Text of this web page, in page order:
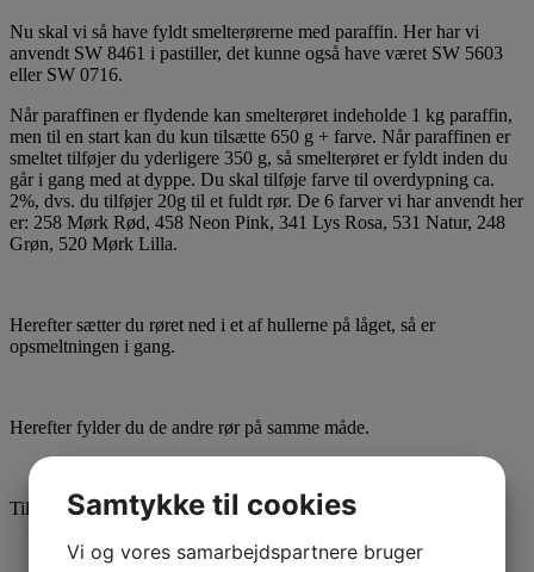
Nu skal vi så have fyldt smelterørerne med paraffin. Her har vi
anvendt SW 8461 i pastiller, det kunne også have været SW 5603
eller SW 0716.
Når paraffinen er flydende kan smelterøret indeholde 1 kg paraffin,
men til en start kan du kun tilsætte 650 g + farve. Når paraffinen er
smeltet tilføjer du yderligere 350 g, så smelterøret er fyldt inden du
går i gang med at dyppe. Du skal tilføje farve til overdypning ca.
2%, dvs. du tilføjer 20g til et fuldt rør. De 6 farver vi har anvendt her
er: 258 Mørk Rød, 458 Neon Pink, 341 Lys Rosa, 531 Natur, 248
Grøn, 520 Mørk Lilla.
Herefter sætter du røret ned i et af hullerne på låget, så er
opsmeltningen i gang.
Herefter fylder du de andre rør på samme måde.
Til slut er alle 6 rør fyldte og paraffinen klar til at smelte.
Samtykke til cookies
Vi og vores samarbejdspartnere bruger